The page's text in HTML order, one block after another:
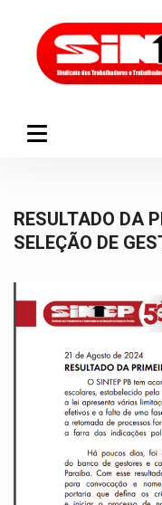
RESULTADO DA
SELEÇÃO DE